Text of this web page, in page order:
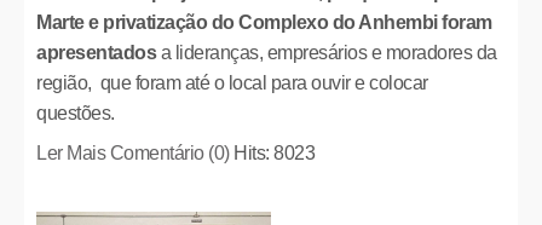
Marte e privatização do Complexo do Anhembi foram
apresentadosa lideranças, empresários e moradores da
região, que foram até o local para ouvir e colocar
questões.
Ler Mais Comentário (0) Hits: 8023